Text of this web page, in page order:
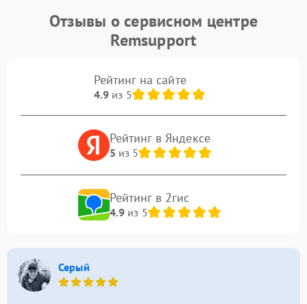
Отзывы о сервисном центре
Remsupport
Рейтинг на сайте
4.9из 5
Рейтинг в Яндексе
5 из 5
Рейтинг в 2гис
4.9из 5
Серый